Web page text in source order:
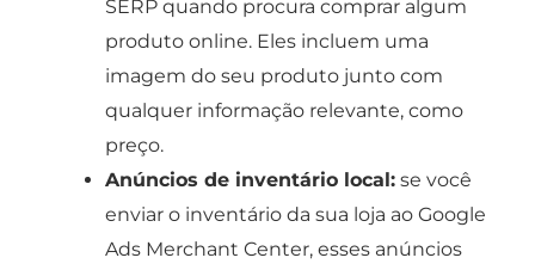
SERP quando procura comprar algum
produto online. Eles incluem uma
imagem do seu produto junto com
qualquer informação relevante, como
preço.
Anúncios de inventário local: se você
enviar o inventário da sua loja ao Google
Ads Merchant Center, esses anúncios